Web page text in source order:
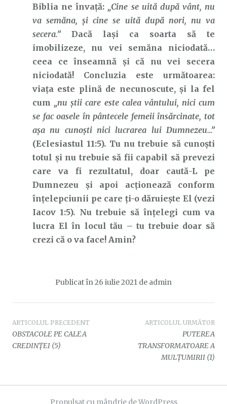
Biblia ne învață: „Cine se uită după vânt, nu
va semăna, şi cine se uită după nori, nu va
secera.” Dacă lași ca soarta să te
imobilizeze, nu vei semăna niciodată…
ceea ce înseamnă și că nu vei secera
niciodată! Concluzia este următoarea:
viața este plină de necunoscute, și la fel
cum „nu ştii care este calea vântului, nici cum
se fac oasele în pântecele femeii însărcinate, tot
aşa nu cunoşti nici lucrarea lui Dumnezeu…”
(Eclesiastul 11:5). Tu nu trebuie să cunoști
totul și nu trebuie să fii capabil să prevezi
care va fi rezultatul, doar caută-L pe
Dumnezeu și apoi acționează conform
înțelepciunii pe care ți-o dăruiește El (vezi
Iacov 1:5). Nu trebuie să înțelegi cum va
lucra El în locul tău – tu trebuie doar să
crezi că o va face! Amin?
Publicat în 26 iulie 2021 de admin
Navigare
în
ARTICOLUL PRECEDENT
OBSTACOLE PE CALEA
CREDINȚEI (5)
ARTICOLUL URMĂTOR
PUTEREA
TRANSFORMATOARE A
MULȚUMIRII (1)
Propulsat cu mândrie de WordPress